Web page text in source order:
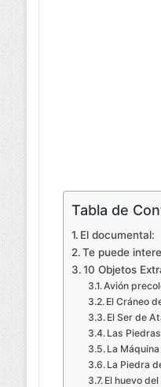
Tabla de
El documental:
Te puede
10 Objetos
Avión
El Cráneo
El Ser de
Las
La
La Piedra
El huevo